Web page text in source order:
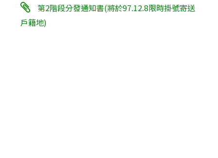
第2階段分發通知書(將於97.12.8限時掛號寄送
戶籍地)